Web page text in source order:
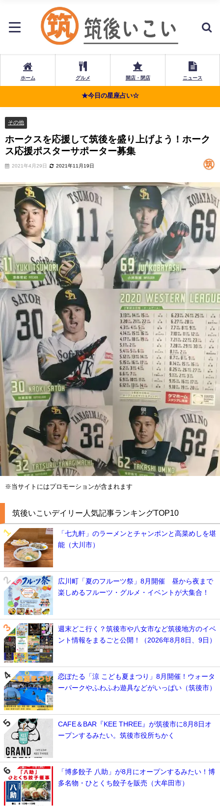
ホーム グルメ 開店・閉店 ニュース
★今日の星座占い☆
その他
ホークスを応援して筑後を盛り上げよう！ホーク
ス応援ポスターサポーター募集
2021年4月29日 2021年11月19日
※当サイトにはプロモーションが含まれます
筑後いこいデイリー人気記事ランキングTOP10
「七九軒」のラーメンとチャンポンと高菜めしを堪
能（大川市）
広川町「夏のフルーツ祭」8月開催 昼から夜まで
楽しめるフルーツ・グルメ・イベントが大集合！
週末どこ行く？筑後市や八女市など筑後地方のイベ
ント情報をまるごと公開！（2026年8月8日、9日）
恋ぼたる「涼 こども夏まつり」8月開催！ウォータ
ーパークやふわふわ遊具などがいっぱい（筑後市）
CAFE＆BAR『KEE THREE』が筑後市に8月8日オ
ープンするみたい。筑後市役所ちかく
「博多餃子 八助」が8月にオープンするみたい！博
多名物・ひとくち餃子を販売（大牟田市）